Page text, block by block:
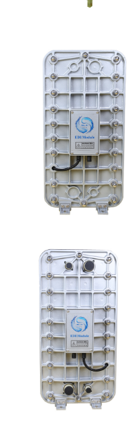
EDI设备维修
MK-TC50 EDI模块